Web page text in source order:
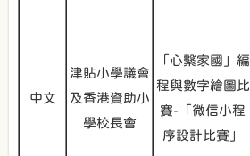
中文
津貼小學議會
及香港資助小
學校長會
「心繫家國」編
程與數字繪圖比
賽-「微信小程
序設計比賽」